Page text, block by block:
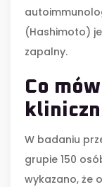
(Hashimoto)
zapalny.
Co
W badaniu
grupie 150
wykazano, że